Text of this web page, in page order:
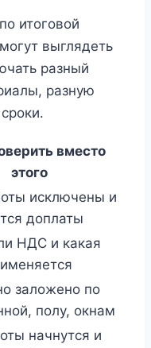
итоговой
выглядеть
разный
разную
вместо
этого
исключены и
доплаты
НДС и какая
заложено по
полу, окнам
начнутся и